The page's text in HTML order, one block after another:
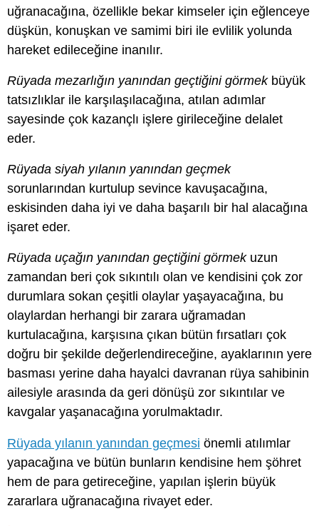
uğranacağına, özellikle bekar kimseler için eğlenceye
düşkün, konuşkan ve samimi biri ile evlilik yolunda
hareket edileceğine inanılır.
Rüyada mezarlığın yanından geçtiğini görmekbüyük
tatsızlıklar ile karşılaşılacağına, atılan adımlar
sayesinde çok kazançlı işlere girileceğine delalet
eder.
Rüyada siyah yılanın yanından geçmek
sorunlarından kurtulup sevince kavuşacağına,
eskisinden daha iyi ve daha başarılı bir hal alacağına
işaret eder.
Rüyada uçağın yanından geçtiğini görmekuzun
zamandan beri çok sıkıntılı olan ve kendisini çok zor
durumlara sokan çeşitli olaylar yaşayacağına, bu
olaylardan herhangi bir zarara uğramadan
kurtulacağına, karşısına çıkan bütün fırsatları çok
doğru bir şekilde değerlendireceğine, ayaklarının yere
basması yerine daha hayalci davranan rüya sahibinin
ailesiyle arasında da geri dönüşü zor sıkıntılar ve
kavgalar yaşanacağına yorulmaktadır.
Rüyada yılanın yanından geçmesi önemli atılımlar
yapacağına ve bütün bunların kendisine hem şöhret
hem de para getireceğine, yapılan işlerin büyük
zararlara uğranacağına rivayet eder.